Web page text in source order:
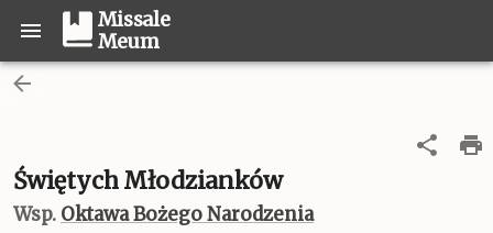
Missale
Meum
Świętych Młodzianków
Wsp. Oktawa Bożego Narodzenia